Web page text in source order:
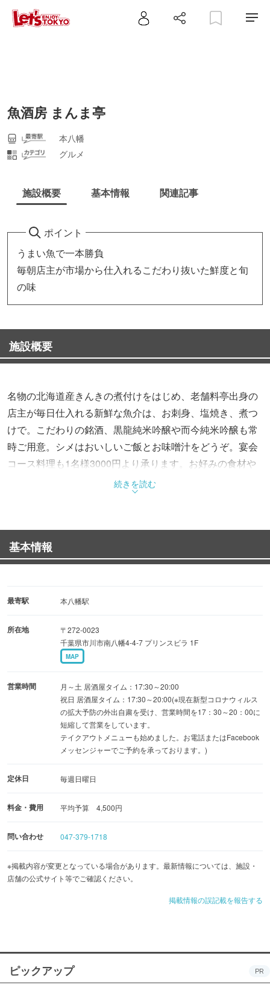
魚酒房 まんま亭
本八幡
グルメ
施設概要 基本情報 関連記事
ポイント
うまい魚で一本勝負
毎朝店主が市場から仕入れるこだわり抜いた鮮度と旬
の味
施設概要
名物の北海道産きんきの煮付けをはじめ、老舗料亭出身の
店主が毎日仕入れる新鮮な魚介は、お刺身、塩焼き、煮つ
けで。こだわりの銘酒、黒龍純米吟醸や而今純米吟醸も常
時ご用意。シメはおいしいご飯とお味噌汁をどうぞ。宴会
コース料理も1名様3000円より承ります。お好みの食材や
お料理がありましたらお気軽にご相談ください。
続きを読む
基本情報
最寄駅 本八幡駅
所在地
〒272-0023
千葉県市川市南八幡4-4-7 プリンスビラ 1F
MAP
営業時間
月～土 居酒屋タイム：17:30～20:00
祝日 居酒屋タイム：17:30～20:00(※現在新型コロナウィルス
の拡大予防の外出自粛を受け、営業時間を17：30～20：00に
短縮して営業をしています。
テイクアウトメニューも始めました。お電話またはFacebook
メッセンジャーでご予約を承っております。)
定休日 毎週日曜日
料金・費用 平均予算 4,500円
問い合わせ 047-379-1718
※掲載内容が変更となっている場合があります。最新情報については、施設・
店舗の公式サイト等でご確認ください。
掲載情報の誤記載を報告する
ピックアップ PR